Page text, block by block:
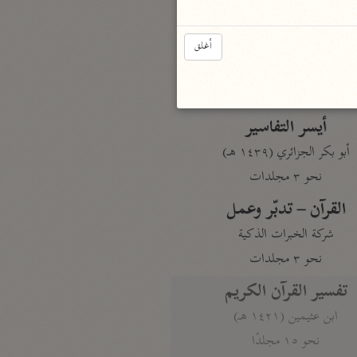
أيسر التفاسير
أبو بكر الجزائري (١٤٣٩ هـ)
نحو ٣ مجلدات
القرآن – تدبّر وعمل
شركة الخبرات الذكية
نحو ٣ مجلدات
تفسير القرآن الكريم
ابن عثيمين (١٤٢١ هـ)
نحو ١٥ مجلدًا
أغلق